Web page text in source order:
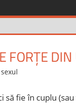
FORȚE
fie în cuplu